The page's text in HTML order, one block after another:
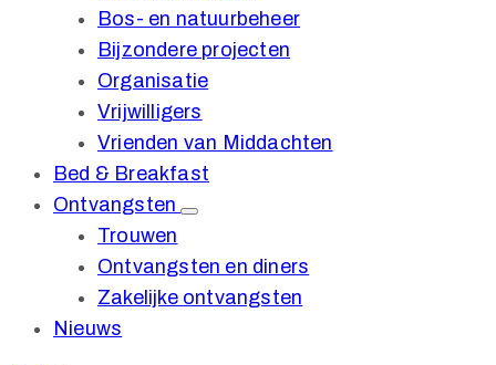
Bos- en natuurbeheer
Bijzondere projecten
Organisatie
Vrijwilligers
Vrienden van Middachten
Bed & Breakfast
Ontvangsten
Trouwen
Ontvangsten en diners
Zakelijke ontvangsten
Nieuws